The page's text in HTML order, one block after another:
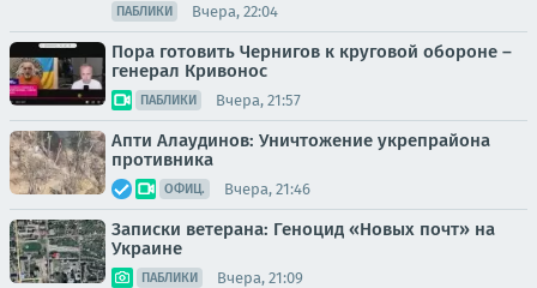
ПАБЛИКИ Вчера, 22:04
Пора готовить Чернигов к круговой обороне –
генерал Кривонос
ПАБЛИКИ Вчера, 21:57
Апти Алаудинов: Уничтожение укрепрайона
противника
ОФИЦ. Вчера, 21:46
Записки ветерана: Геноцид «Новых почт» на
Украине
ПАБЛИКИ Вчера, 21:09